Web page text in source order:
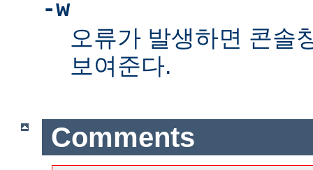
-w
오류가 발생하면 콘솔
보여준다.
Comments